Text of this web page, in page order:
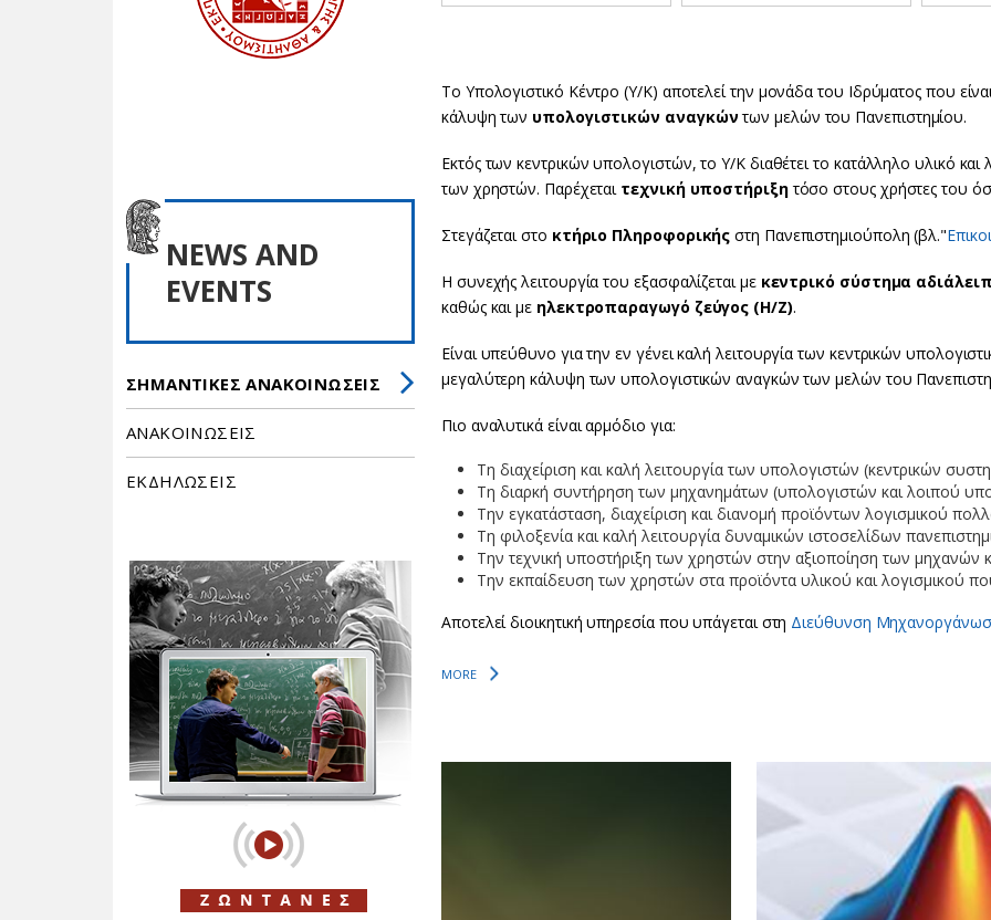
Το Υπολογιστικό Κέντρο (Υ/Κ) αποτελεί την μονάδα του Ιδρύματος που
κάλυψη των υπολογιστικών αναγκώντων μελών του Πανεπιστημίου.
Εκτός των κεντρικών υπολογιστών, το Υ/Κ διαθέτει το κατάλληλο υλικό και
των χρηστών. Παρέχεται τεχνική υποστήριξητόσο στους χρήστες του
Στεγάζεται στο κτήριο Πληροφορικήςστη Πανεπιστημιούπολη (βλ."
Η συνεχής λειτουργία του εξασφαλίζεται με κεντρικό σύστημα
καθώς και με ηλεκτροπαραγωγό ζεύγος (Η/Ζ).
Είναι υπεύθυνο για την εν γένει καλή λειτουργία των κεντρικών
μεγαλύτερη κάλυψη των υπολογιστικών αναγκών των μελών του
Πιο αναλυτικά είναι αρμόδιο για:
Τη διαχείριση και καλή λειτουργία των υπολογιστών (κεντρικών
Τη διαρκή συντήρηση των μηχανημάτων (υπολογιστών και λοιπού
Την εγκατάσταση, διαχείριση και διανομή προϊόντων λογισμικού
Τη φιλοξενία και καλή λειτουργία δυναμικών ιστοσελίδων
Την τεχνική υποστήριξη των χρηστών στην αξιοποίηση των μηχανών
Την εκπαίδευση των χρηστών στα προϊόντα υλικού και λογισμικού
Αποτελεί διοικητική υπηρεσία που υπάγεται στη Διεύθυνση
MORE
NEWS AND
EVENTS
ΣΗΜΑΝΤΙΚΕΣ ΑΝΑΚΟΙΝΩΣΕΙΣ
ΑΝΑΚΟΙΝΩΣΕΙΣ
ΕΚΔΗΛΩΣΕΙΣ